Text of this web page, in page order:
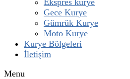
Ekspres kurye
Gece Kurye
Gümrük Kurye
Moto Kurye
Kurye Bölgeleri
İletişim
Menu